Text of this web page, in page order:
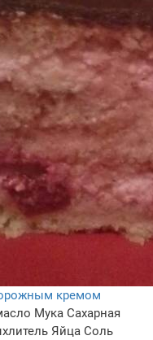
кремом
Мука Сахарная
Яйца Соль